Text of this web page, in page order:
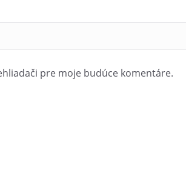
pre moje budúce komentáre.